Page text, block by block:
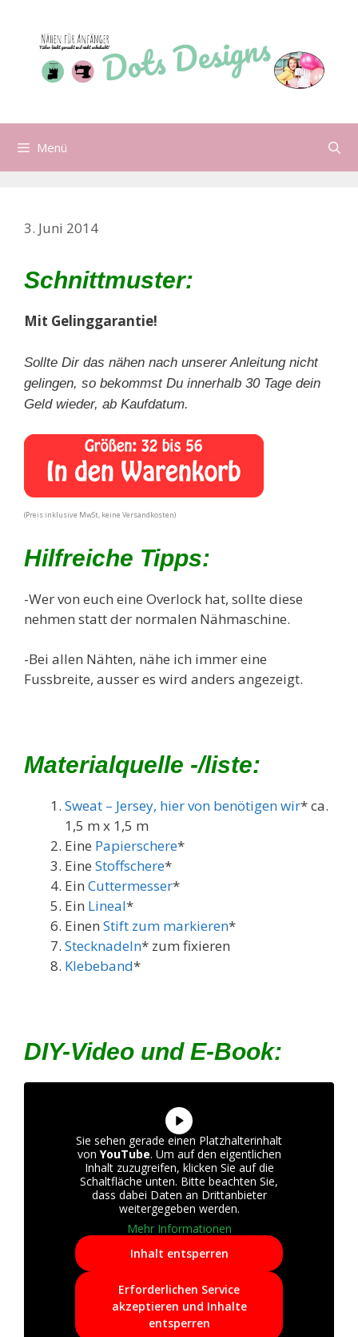
springen
Menü
3. Juni 2014
Schnittmuster:
Mit Gelinggarantie!
Sollte Dir das nähen nach unserer Anleitung nicht
gelingen, so bekommst Du innerhalb 30 Tage dein
Geld wieder, ab Kaufdatum.
(Preis inklusive MwSt, keine Versandkosten)
Hilfreiche Tipps:
-Wer von euch eine Overlock hat, sollte diese
nehmen statt der normalen Nähmaschine.
-Bei allen Nähten, nähe ich immer eine
Fussbreite, ausser es wird anders angezeigt.
Materialquelle -/liste:
Sweat – Jersey, hier von benötigen wir* ca.
1,5 m x 1,5 m
Eine Papierschere*
Eine Stoffschere*
Ein Cuttermesser*
Ein Lineal*
Einen Stift zum markieren*
Stecknadeln* zum fixieren
Klebeband*
DIY-Video und E-Book:
Sie sehen gerade einen Platzhalterinhalt
von YouTube. Um auf den eigentlichen
Inhalt zuzugreifen, klicken Sie auf die
Schaltfläche unten. Bitte beachten Sie,
dass dabei Daten an Drittanbieter
weitergegeben werden.
Mehr Informationen
Inhalt entsperren
Erforderlichen Service
akzeptieren und Inhalte
entsperren